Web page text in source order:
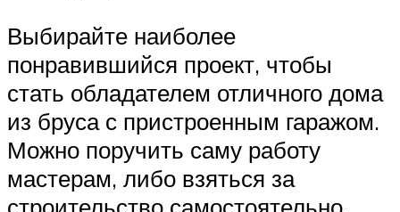
Выбирайте наиболее
понравившийся проект, чтобы
стать обладателем отличного дома
из бруса с пристроенным гаражом.
Можно поручить саму работу
мастерам, либо взяться за